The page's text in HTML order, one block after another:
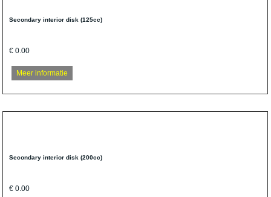
Secondary interior disk (125cc)
€ 0.00
Meer informatie
Secondary interior disk (200cc)
€ 0.00